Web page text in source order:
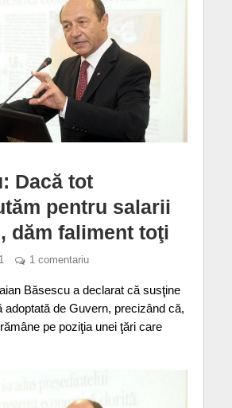
Dacă tot
pentru salarii
dăm faliment toţi
1 comentariu
Băsescu a declarat că susţine
adoptată de Guvern, precizând că,
pe poziţia unei ţări care